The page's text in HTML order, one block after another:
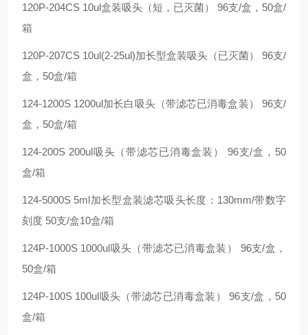
120P-204CS 10ul盒装吸头（短，已灭菌） 96支/盒，50盒/
箱
120P-207CS 10ul(2-25ul)加长型盒装吸头（已灭菌） 96支/
盒，50盒/箱
124-1200S 1200ul加长白吸头（带滤芯已消毒盒装） 96支/
盒，50盒/箱
124-200S 200ul吸头（带滤芯已消毒盒装） 96支/盒，50
盒/箱
124-5000S 5ml加长型盒装滤芯吸头长度：130mm/带数字
刻度 50支/盒10盒/箱
124P-1000S 1000ul吸头（带滤芯已消毒盒装） 96支/盒，
50盒/箱
124P-100S 100ul吸头（带滤芯已消毒盒装） 96支/盒，50
盒/箱